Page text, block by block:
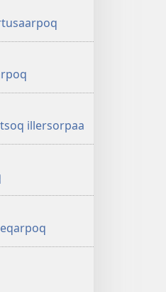
illersorpaa